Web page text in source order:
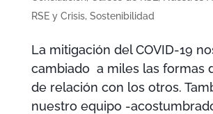
RSE y Crisis, Sostenibilidad
La mitigación del COVID-19
cambiado a miles las formas
de relación con los otros.
nuestro equipo -